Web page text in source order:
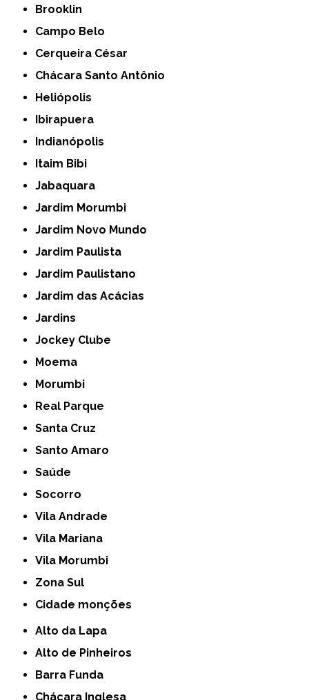
Brooklin
Campo Belo
Cerqueira César
Chácara Santo Antônio
Heliópolis
Ibirapuera
Indianópolis
Itaim Bibi
Jabaquara
Jardim Morumbi
Jardim Novo Mundo
Jardim Paulista
Jardim Paulistano
Jardim das Acácias
Jardins
Jockey Clube
Moema
Morumbi
Real Parque
Santa Cruz
Santo Amaro
Saúde
Socorro
Vila Andrade
Vila Mariana
Vila Morumbi
Zona Sul
cidade monções
Alto da Lapa
Alto de Pinheiros
Barra Funda
Chácara Inglesa